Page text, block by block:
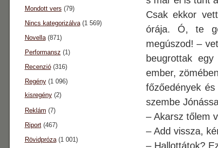
Csak ekkor
órája. Ó, te
megúszod! –
beugrottak
ember,
főzőedények
szembe
– Akarsz tőlem
– Add vissza,
– Hallottátok?
Mondott vers (79)
Nincs kategorizálva(1 569)
Novella(871)
Performansz (1)
Recenzió(316)
Regény(1 096)
kisregény(2)
Reklám (7)
Riport(467)
Rövidpróza(1 001)